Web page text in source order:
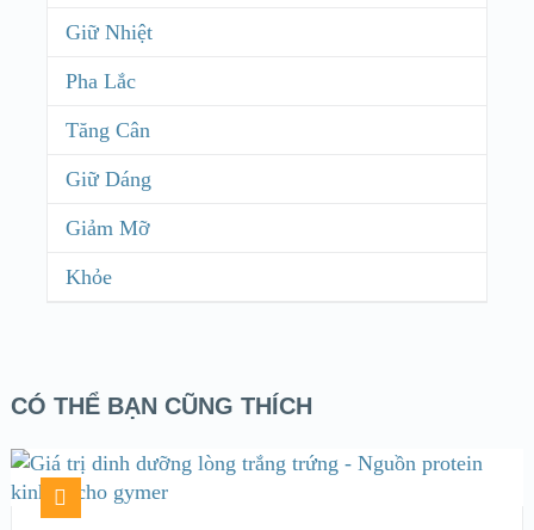
Giữ Nhiệt
Pha Lắc
Tăng Cân
Giữ Dáng
Giảm Mỡ
Khỏe
CÓ THỂ BẠN CŨNG THÍCH